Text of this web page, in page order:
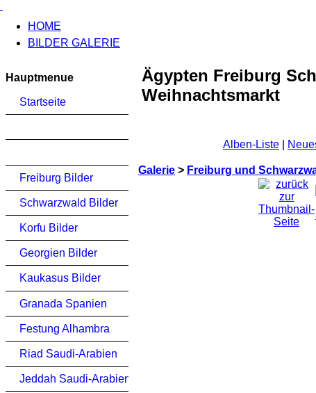
HOME
BILDER GALERIE
Hauptmenue
Startseite
Freiburg Bilder
Schwarzwald Bilder
Korfu Bilder
Georgien Bilder
Kaukasus Bilder
Granada Spanien
Festung Alhambra
Riad Saudi-Arabien
Jeddah Saudi-Arabien
Ägypten Freiburg
Weihnachtsmarkt
Alben-Liste
Galerie > Freiburg und